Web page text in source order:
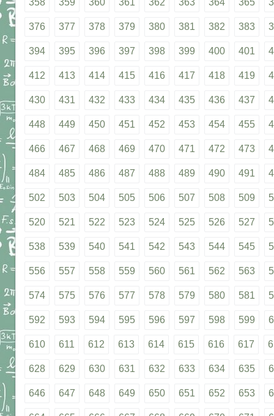
376 377 378 379 380 381 382 383
394 395 396 397 398 399 400 401
412 413 414 415 416 417 418 419
430 431 432 433 434 435 436 437
448 449 450 451 452 453 454 455
466 467 468 469 470 471 472 473
484 485 486 487 488 489 490 491
502 503 504 505 506 507 508 509
520 521 522 523 524 525 526 527
538 539 540 541 542 543 544 545
556 557 558 559 560 561 562 563
574 575 576 577 578 579 580 581
592 593 594 595 596 597 598 599
610 611 612 613 614 615 616 617
628 629 630 631 632 633 634 635
646 647 648 649 650 651 652 653